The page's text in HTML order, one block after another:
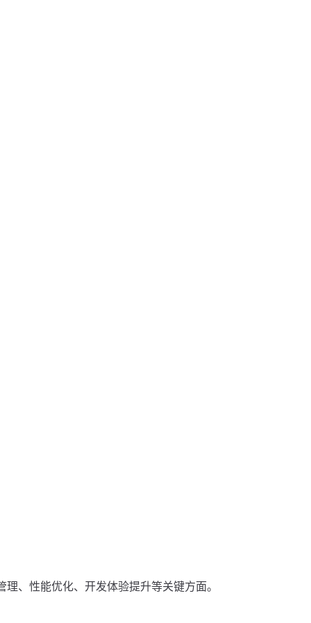
、性能优化、开发体验提升等关键方面。